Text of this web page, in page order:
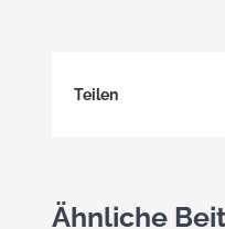
Teilen
Ähnliche